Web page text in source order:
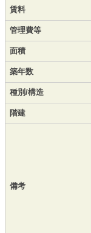
賃料
管理費等
面積
築年数
種別/構造
階建
備考